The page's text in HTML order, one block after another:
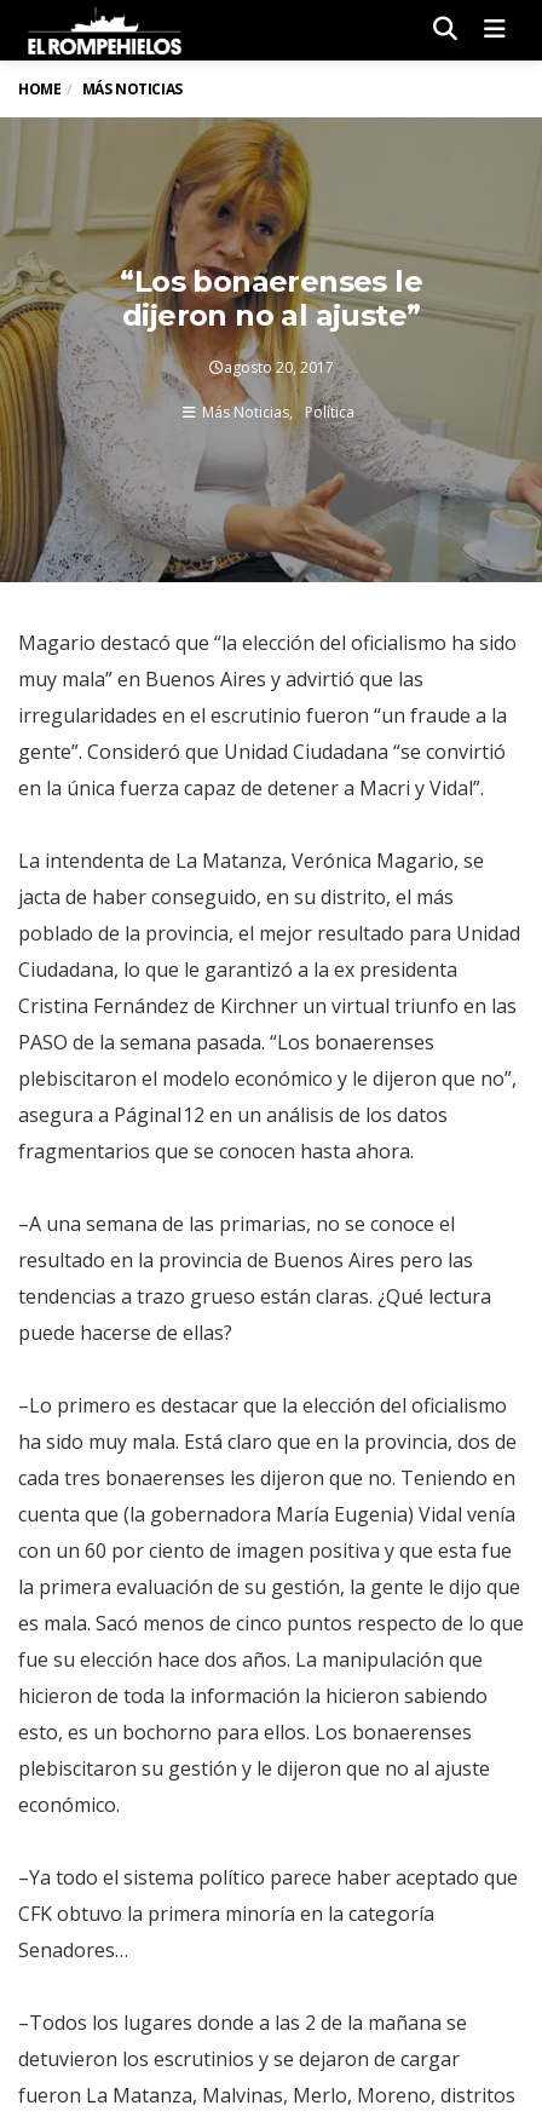
HOME MÁS NOTICIAS
“Los bonaerenses le
dijeron no al ajuste”
agosto 20, 2017
Más Noticias Política
Magario destacó que “la elección del oficialismo ha sido
muy mala” en Buenos Aires y advirtió que las
irregularidades en el escrutinio fueron “un fraude a la
gente”. Consideró que Unidad Ciudadana “se convirtió
en la única fuerza capaz de detener a Macri y Vidal”.
La intendenta de La Matanza, Verónica Magario, se
jacta de haber conseguido, en su distrito, el más
poblado de la provincia, el mejor resultado para Unidad
Ciudadana, lo que le garantizó a la ex presidenta
Cristina Fernández de Kirchner un virtual triunfo en las
PASO de la semana pasada. “Los bonaerenses
plebiscitaron el modelo económico y le dijeron que no”,
asegura a PáginaI12 en un análisis de los datos
fragmentarios que se conocen hasta ahora.
–A una semana de las primarias, no se conoce el
resultado en la provincia de Buenos Aires pero las
tendencias a trazo grueso están claras. ¿Qué lectura
puede hacerse de ellas?
–Lo primero es destacar que la elección del oficialismo
ha sido muy mala. Está claro que en la provincia, dos de
cada tres bonaerenses les dijeron que no. Teniendo en
cuenta que (la gobernadora María Eugenia) Vidal venía
con un 60 por ciento de imagen positiva y que esta fue
la primera evaluación de su gestión, la gente le dijo que
es mala. Sacó menos de cinco puntos respecto de lo que
fue su elección hace dos años. La manipulación que
hicieron de toda la información la hicieron sabiendo
esto, es un bochorno para ellos. Los bonaerenses
plebiscitaron su gestión y le dijeron que no al ajuste
económico.
–Ya todo el sistema político parece haber aceptado que
CFK obtuvo la primera minoría en la categoría
Senadores…
–Todos los lugares donde a las 2 de la mañana se
detuvieron los escrutinios y se dejaron de cargar
fueron La Matanza, Malvinas, Merlo, Moreno, distritos